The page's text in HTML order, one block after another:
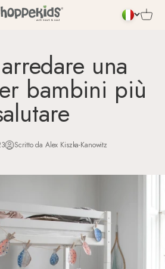
una
bambini più
Scritto da Alex Kiszka-Kanowitz